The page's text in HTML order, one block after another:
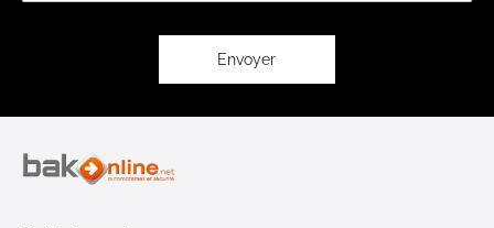
Envoyer